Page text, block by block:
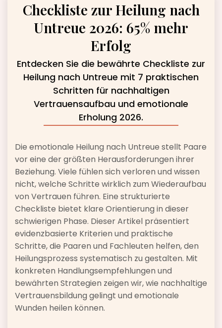
Checkliste zur Heilung nach
Untreue 2026: 65% mehr
Erfolg
Entdecken Sie die bewährte Checkliste zur
Heilung nach Untreue mit 7 praktischen
Schritten für nachhaltigen
Vertrauensaufbau und emotionale
Erholung 2026.
Die emotionale Heilung nach Untreue stellt Paare
vor eine der größten Herausforderungen ihrer
Beziehung. Viele fühlen sich verloren und wissen
nicht, welche Schritte wirklich zum Wiederaufbau
von Vertrauen führen. Eine strukturierte
Checkliste bietet klare Orientierung in dieser
schwierigen Phase. Dieser Artikel präsentiert
evidenzbasierte Kriterien und praktische
Schritte, die Paaren und Fachleuten helfen, den
Heilungsprozess systematisch zu gestalten. Mit
konkreten Handlungsempfehlungen und
bewährten Strategien zeigen wir, wie nachhaltige
Vertrauensbildung gelingt und emotionale
Wunden heilen können.